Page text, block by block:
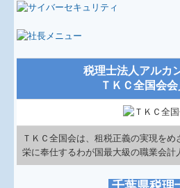
新型コロナ経営支援情報
TKCシステムQ&A
補助金・助成金・融資情報
関与先向け融資商品ご紹介
経営者お役立ち情報
早期経営改善計画の策定支援
税理士法人アルカ
ＴＫＣ全国会
ＴＫＣ全国会は、租税正義の実現を
栄に奉仕するわが国最大級の職業会計